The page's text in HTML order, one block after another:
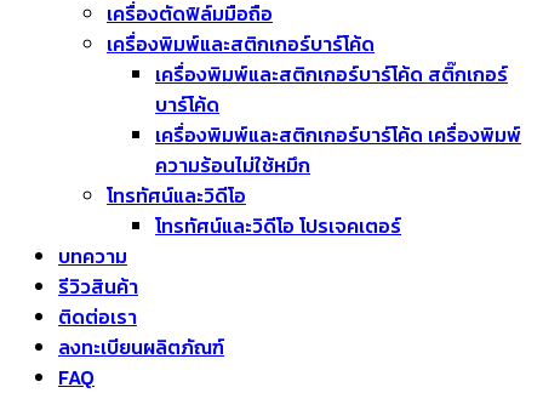
เครื่องตัดฟิล์มมือถือ
เครื่องพิมพ์และสติกเกอร์บาร์โค้ด
เครื่องพิมพ์และสติกเกอร์บาร์โค้ด สติ๊กเกอร์
บาร์โค้ด
เครื่องพิมพ์และสติกเกอร์บาร์โค้ด เครื่องพิมพ์
ความร้อนไม่ใช้หมึก
โทรทัศน์และวิดีโอ
โทรทัศน์และวิดีโอ โปรเจคเตอร์
บทความ
รีวิวสินค้า
ติดต่อเรา
ลงทะเบียนผลิตภัณฑ์
FAQ